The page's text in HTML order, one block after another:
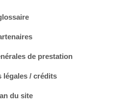
de prestation
légales / crédits
du site